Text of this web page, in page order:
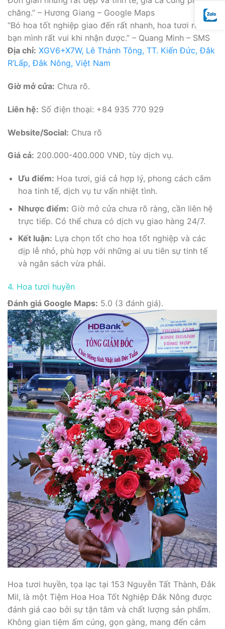
chăng.” – Hương Giang – Google Maps
“Bó hoa tốt nghiệp giao đến rất nhanh, hoa tươi rói,
bạn mình rất vui khi nhận được.” – Quang Minh – SMS
Địa chỉ: XGV6+X7W, Lê Thánh Tông, TT. Kiến Đức, Đắk
R’Lấp, Đắk Nông, Việt Nam
Giờ mở cửa: Chưa rõ.
Liên hệ: Số điện thoại: +84 935 770 929
Website/Social: Chưa rõ
Giá cả: 200.000-400.000 VNĐ, tùy dịch vụ.
Ưu điểm: Hoa tươi, giá cả hợp lý, phong cách cắm
hoa tinh tế, dịch vụ tư vấn nhiệt tình.
Nhược điểm: Giờ mở cửa chưa rõ ràng, cần liên hệ
trực tiếp. Có thể chưa có dịch vụ giao hàng 24/7.
Kết luận: Lựa chọn tốt cho hoa tốt nghiệp và các
dịp lễ nhỏ, phù hợp với những ai ưu tiên sự tinh tế
và ngân sách vừa phải.
4. Hoa tươi huyền
Đánh giá Google Maps: 5.0 (3 đánh giá).
Hoa tươi huyền, tọa lạc tại 153 Nguyễn Tất Thành, Đắk
Mil, là một Tiệm Hoa Hoa Tốt Nghiệp Đắk Nông được
đánh giá cao bởi sự tận tâm và chất lượng sản phẩm.
Không gian tiệm ấm cúng, gọn gàng, mang đến cảm